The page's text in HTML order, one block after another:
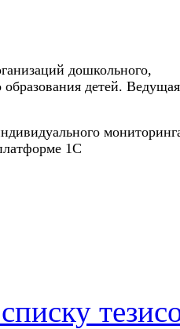
дошкольного,
детей.
1С